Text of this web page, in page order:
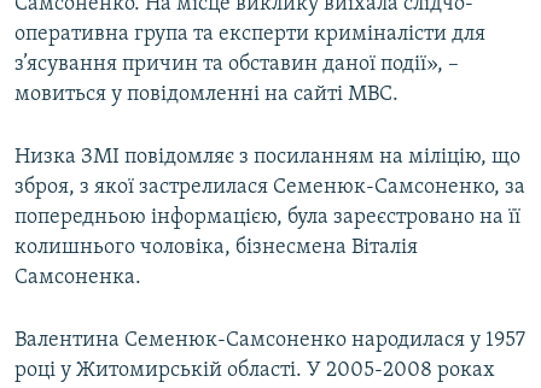
Самсоненко. На місце виклику виїхала слідчо-
оперативна група та експерти криміналісти для
з’ясування причин та обставин даної події», –
мовиться у повідомленні на сайті МВС.
Низка ЗМІ повідомляє з посиланням на міліцію, що
зброя, з якої застрелилася Семенюк-Самсоненко, за
попередньою інформацією, була зареєстровано на її
колишнього чоловіка, бізнесмена Віталія
Самсоненка.
Валентина Семенюк-Самсоненко народилася у 1957
році у Житомирській області. У 2005-2008 роках